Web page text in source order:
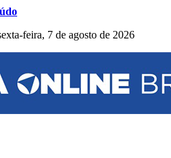
feira, 7 de agosto de 2026